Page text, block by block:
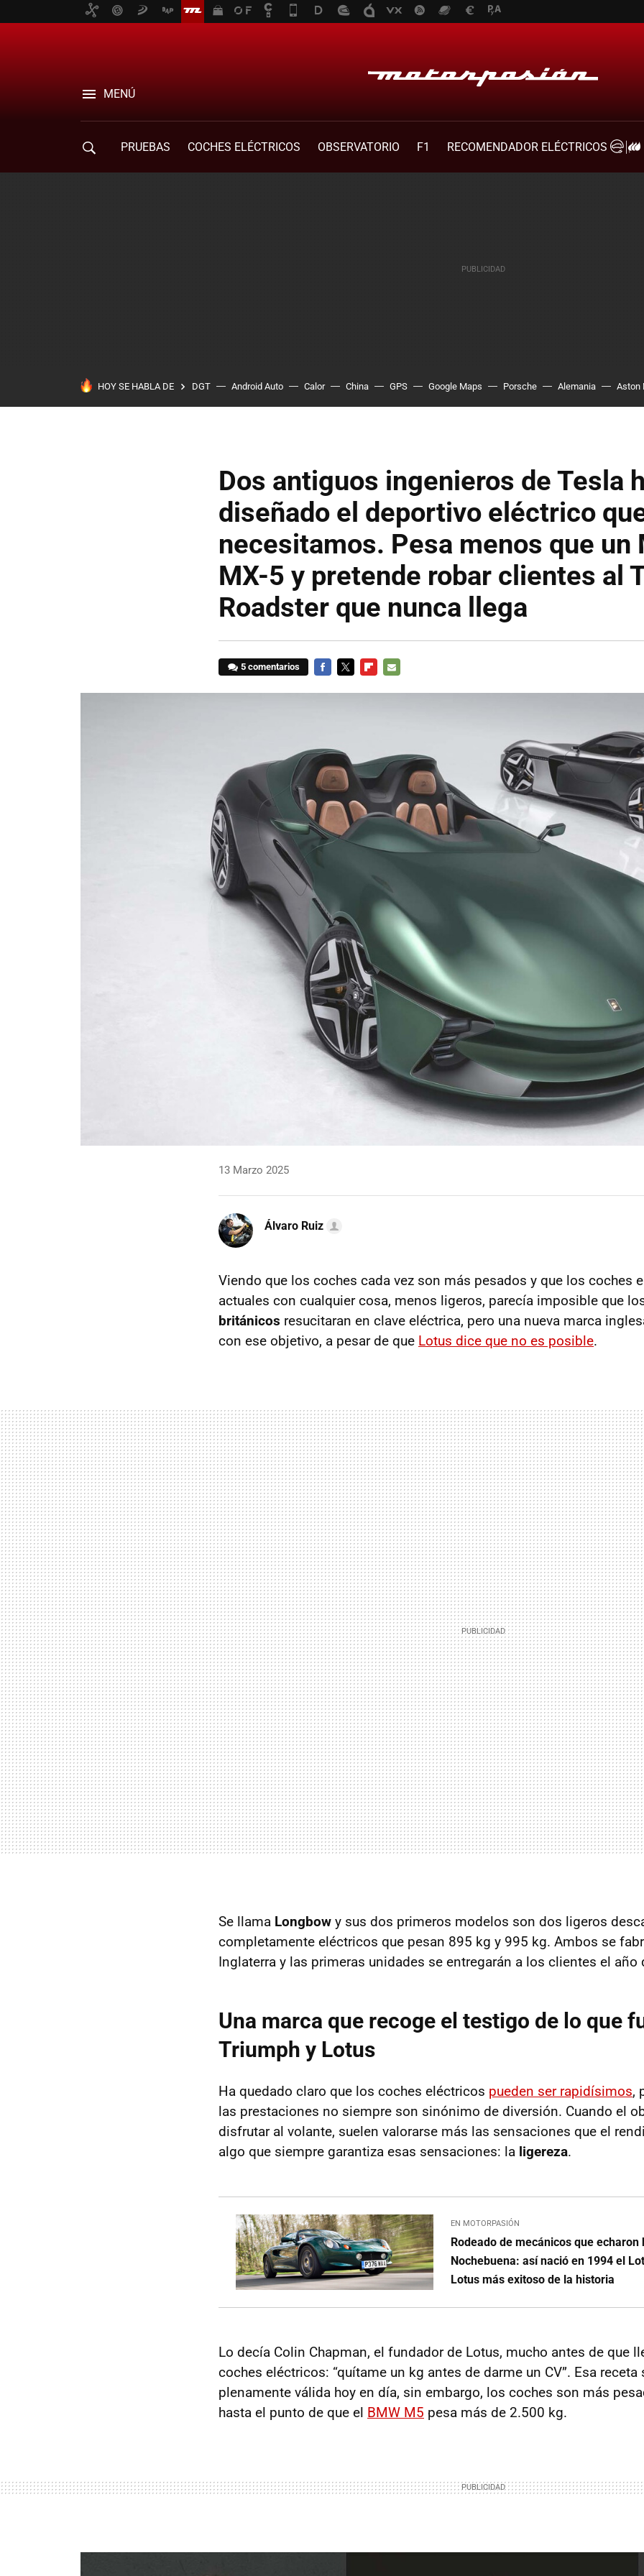
MENÚ
PRUEBAS COCHES ELÉCTRICOS OBSERVATORIO F1
RECOMENDADOR ELÉCTRICOS
HOY SE HABLA DE DGT Android Auto Calor China GPS Google Maps Porsche Alemania Aston
Dos antiguos ingenieros de Tesla
diseñado el deportivo eléctrico
necesitamos. Pesa menos que un
MX-5 y pretende robar clientes al
Roadster que nunca llega
5 comentarios
13 Marzo 2025
Álvaro Ruiz
Viendo que los coches cada vez son más pesados y que los coches
actuales con cualquier cosa, menos ligeros, parecía imposible que
británicos resucitaran en clave eléctrica, pero una nueva marca
con ese objetivo, a pesar de que Lotus dice que no es posible.
Se llama Longbow y sus dos primeros modelos son dos ligeros
completamente eléctricos que pesan 895 kg y 995 kg. Ambos se
Inglaterra y las primeras unidades se entregarán a los clientes el año
Una marca que recoge el testigo de lo que
Triumph y Lotus
Ha quedado claro que los coches eléctricos pueden ser rapidísimos,
las prestaciones no siempre son sinónimo de diversión. Cuando el
disfrutar al volante, suelen valorarse más las sensaciones que el
algo que siempre garantiza esas sensaciones: la ligereza.
EN MOTORPASIÓN
Rodeado de mecánicos que
Nochebuena: así nació en 1994 el
Lotus más exitoso de la historia
Lo decía Colin Chapman, el fundador de Lotus, mucho antes de que
coches eléctricos: “quítame un kg antes de darme un CV”. Esa receta
plenamente válida hoy en día, sin embargo, los coches son más
hasta el punto de que el BMW M5 pesa más de 2.500 kg.